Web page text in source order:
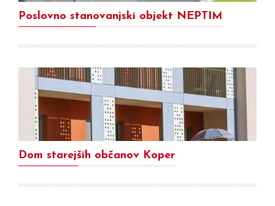
Poslovno stanovanjski objekt NEPTIM
Dom starejših občanov Koper